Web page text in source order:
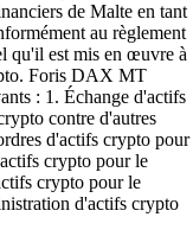
de Malte en tant
au règlement
qu'il est mis en œuvre à
Foris DAX MT
: 1. Échange d'actifs
contre d'autres
d'actifs crypto pour
crypto pour le
crypto pour le
d'actifs crypto